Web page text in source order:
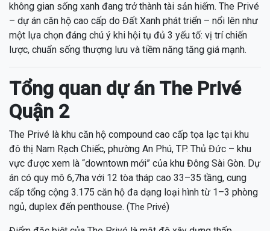
không gian sống xanh đang trở thành tài sản hiếm. The Privé
– dự án căn hộ cao cấp do Đất Xanh phát triển – nổi lên như
một lựa chọn đáng chú ý khi hội tụ đủ 3 yếu tố: vị trí chiến
lược, chuẩn sống thượng lưu và tiềm năng tăng giá mạnh.
Tổng quan dự án The Privé
Quận 2
The Privé là khu căn hộ compound cao cấp tọa lạc tại khu
đô thị Nam Rạch Chiếc, phường An Phú, TP. Thủ Đức – khu
vực được xem là “downtown mới” của khu Đông Sài Gòn. Dự
án có quy mô 6,7ha với 12 tòa tháp cao 33–35 tầng, cung
cấp tổng cộng 3.175 căn hộ đa dạng loại hình từ 1–3 phòng
ngủ, duplex đến penthouse. (The Privé)